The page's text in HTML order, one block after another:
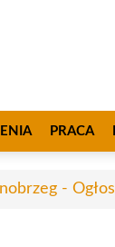
PRACA
-